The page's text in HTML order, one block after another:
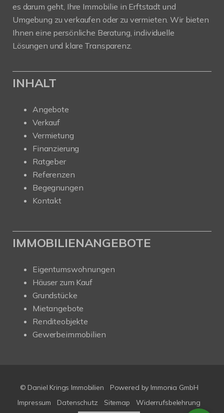
es darum geht, Ihre Immobilie in Erftstadt und
Umgebung zu verkaufen oder zu vermieten. Wir bieten
Ihnen eine persönliche Beratung, individuelle
Lösungen und klare Transparenz.
INHALT
Angebote
Verkauf
Vermietung
Finanzierung
Ratgeber
Referenzen
Begegnungen
Kontakt
IMMOBILIENANGEBOTE
Eigentumswohnungen
Häuser zum Kauf
Grundstücke
Mietangebote
Renditeobjekte
Gewerbeimmobilien
© Daniel Krings Immobilien
Powered by Immonia GmbH
Impressum
Datenschutz Sitemap Widerrufsbelehrung